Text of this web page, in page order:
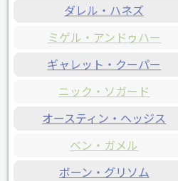
ダレル・ハネズ
ミゲル・アンドゥハー
ギャレット・クーパー
ニック・ソガード
オースティン・ヘッジス
ベン・ガメル
ボーン・グリソム